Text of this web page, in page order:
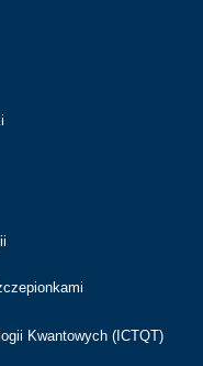
Kwantowych (ICTQT)